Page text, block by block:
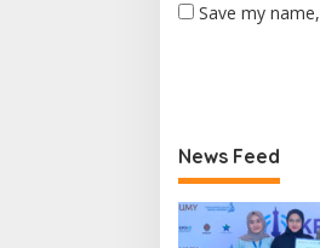
Save my
News Feed